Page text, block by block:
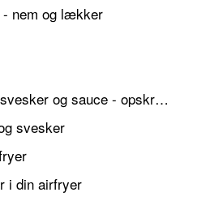
- nem og lækker
Andesteg med æbler, svesker og sauce - opskrift også til jul
svesker
i din airfryer